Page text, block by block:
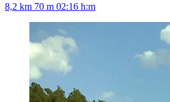
8,2 km 70 m 02:16 h:m